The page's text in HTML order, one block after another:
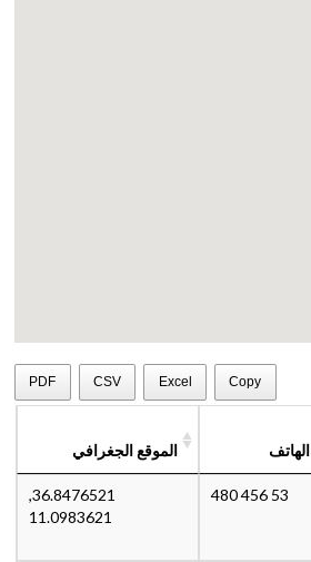
Copy
Excel
CSV
PDF
الهاتف الموقع الجغرافي
53 456 480
36.8476521,
11.0983621